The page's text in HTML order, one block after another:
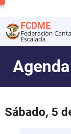
al
contenido
principal
FCDME
Federación
Escalada
Sábado, 5